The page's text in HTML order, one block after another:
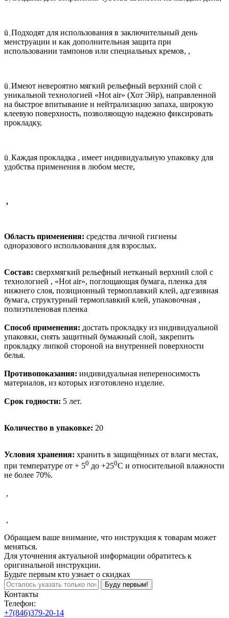
ü , Подходят для использования в заключительный день
менструации и как дополнительная защита при
использовании тампонов или специальных кремов, ,
ü , Имеют невероятно мягкий рельефный верхний слой с
уникальной технологией «Hot air» (Хот Эйр), направленной
на быстрое впитывание и нейтрализацию запаха, широкую
клеевую поверхность, позволяющую надежно фиксировать
прокладку,
ü , Каждая прокладка , имеет индивидуальную упаковку для
удобства применения в любом месте,
,
Область применения: средства личной гигиены
одноразового использования для взрослых.
Состав: сверхмягкий рельефный нетканый верхний слой с
технологией , «Hot air», поглощающая бумага, пленка для
нижнего слоя, позиционный термоплавкий клей, адгезивная
бумага, структурный термоплавкий клей, упаковочная ,
полиэтиленовая пленка
Способ применения: достать прокладку из индивидуальной
упаковки, снять защитный бумажный слой, закрепить
прокладку липкой стороной на внутренней поверхности
белья.
Противопоказания: индивидуальная непереносимость
материалов, из которых изготовлено изделие.
Срок годности: 5 лет.
Количество в упаковке: 20
Условия хранения: хранить в защищённых от влаги местах,
при температуре от + 50 до +250С и относительной влажности
не более 70%.
,
,
Обращаем ваше внимание, что инструкция к товарам может
меняться.
Для уточнения актуальной информации обратитесь к
оригинальной инструкции.
Будьте первым кто узнает о скидках
Буду первым!
Контакты
Телефон:
+7(846)379-20-14